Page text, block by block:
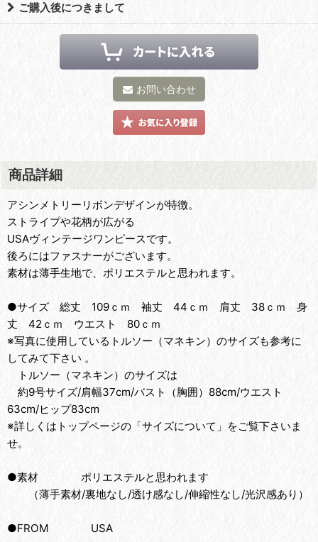
ご購入後につきまして
お問い合わせ
商品詳細
アシンメトリーリボンデザインが特徴。
ストライプや花柄が広がる
USAヴィンテージワンピースです。
後ろにはファスナーがございます。
素材は薄手生地で、ポリエステルと思われます。
●サイズ 総丈 109ｃｍ 袖丈 44ｃｍ 肩丈 38ｃｍ 身
丈 42ｃｍ ウエスト 80ｃｍ
※写真に使用しているトルソー（マネキン）のサイズも参考に
してみて下さい 。
トルソー（マネキン）のサイズは
約9号サイズ/肩幅37cm/バスト（胸囲）88cm/ウエスト
63cm/ヒップ83cm
※詳しくはトップページの「サイズについて」をご覧下さいま
せ。
●素材 ポリエステルと思われます
（薄手素材/裏地なし/透け感なし/伸縮性なし/光沢感あり）
●FROM USA